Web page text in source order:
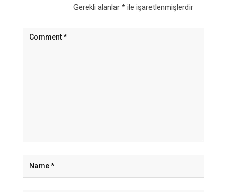
Gerekli alanlar *ile işaretlenmişlerdir